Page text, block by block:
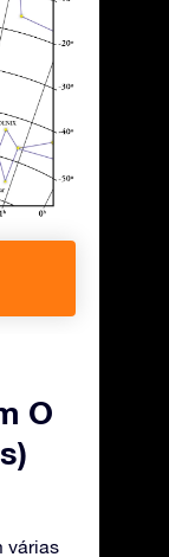
O
várias